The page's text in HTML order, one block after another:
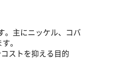
。主にニッケル、コバ
。
ストを抑える目的